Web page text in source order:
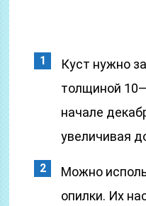
Куст нужно
толщиной
начале
увеличивая
Можно
опилки. Их